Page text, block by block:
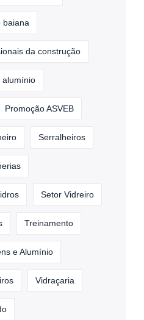
baiana
da construção
alumínio
Promoção ASVEB
Serralheiros
Setor Vidreiro
Treinamento
e Alumínio
Vidraçaria